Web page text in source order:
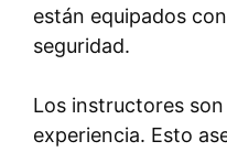
están equipados
seguridad.
Los instructores
experiencia. Esto